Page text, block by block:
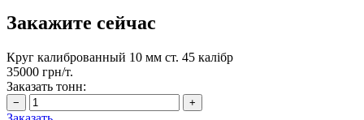
Закажите сейчас
Круг калиброванный 10 мм ст. 45 калібр
35000 грн/т.
Заказать тонн: